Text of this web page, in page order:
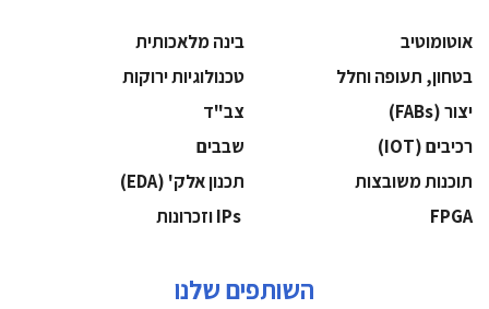
אוטומוטיב
בינה מלאכותית
בטחון, תעופה וחלל
‫טכנולוגיות ירוקות‬
‫יצור (‪(FABs‬‬
‫צב"ד‬
‫רכיבים‬ (IOT)
‫שבבים‬
‫תוכנות משובצות‬
‫תכנון אלק' (‪(EDA‬‬
‫‪FPGA‬‬
השותפים שלנו